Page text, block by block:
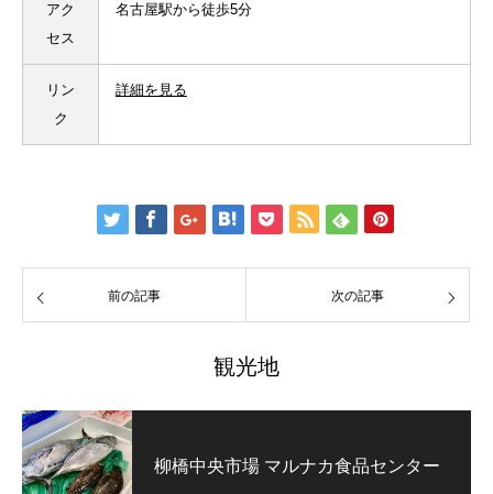
アク
セス
名古屋駅から徒歩5分
リン
ク
詳細を見る
前の記事 次の記事
観光地
柳橋中央市場 マルナカ食品センター